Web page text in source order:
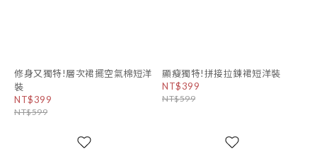
修身又獨特!層次裙擺空氣棉短洋
裝
NT$399
NT$599
顯瘦獨特!拼接拉鍊裙短洋裝
NT$399
NT$599